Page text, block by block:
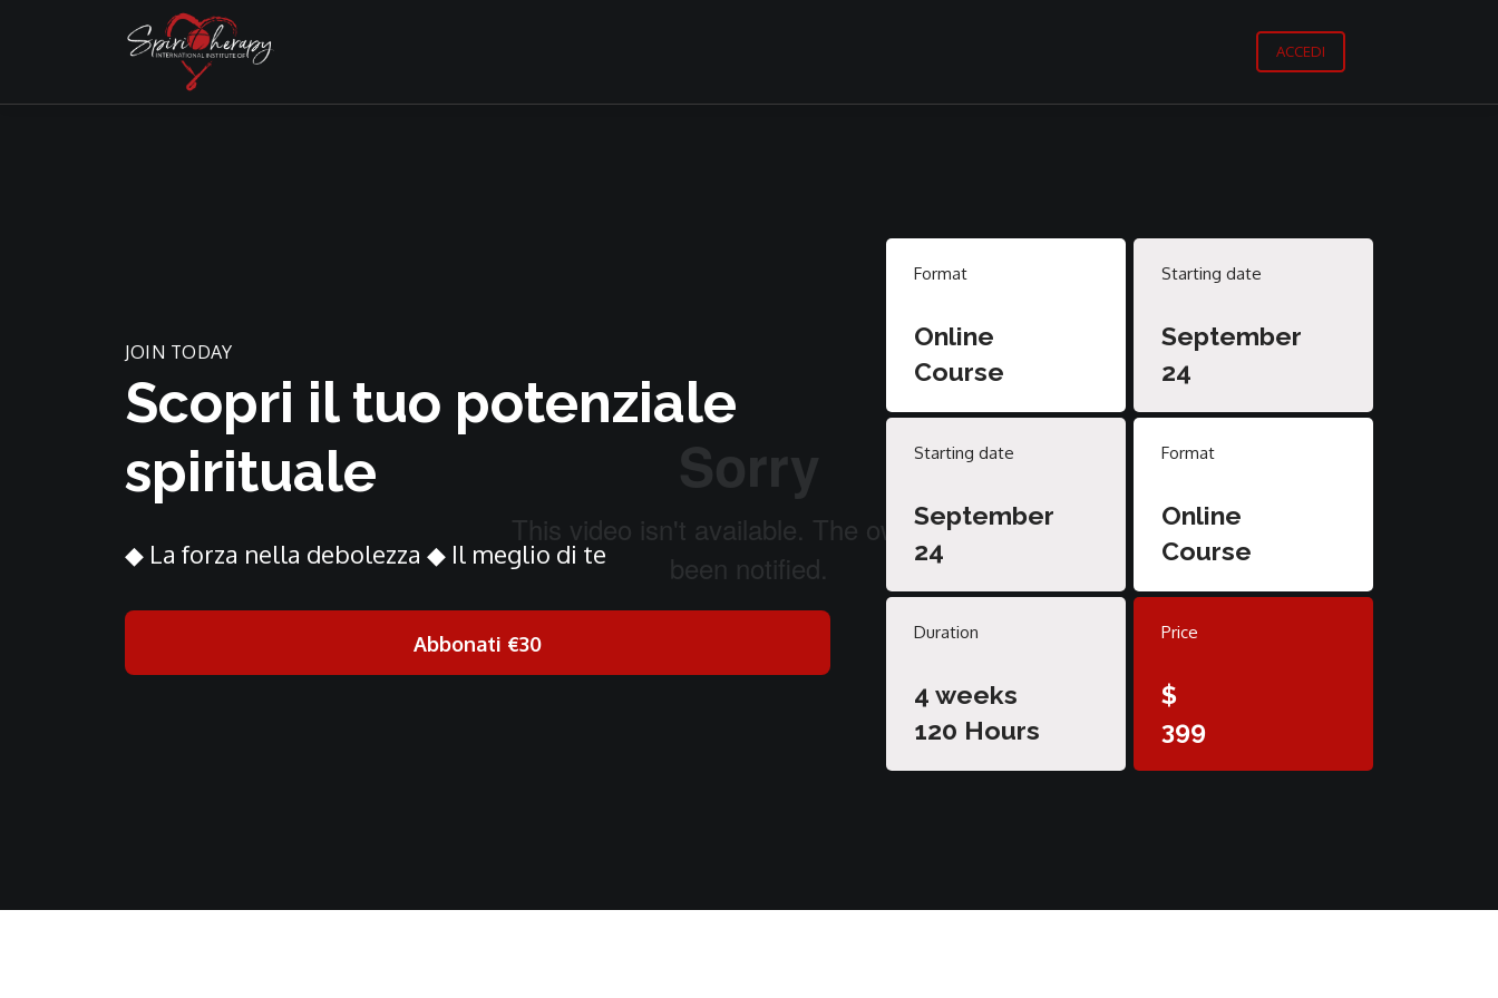
ACCEDI
JOIN TODAY
Scopri il tuo potenziale
spirituale
◆ La forza nella debolezza ◆ Il meglio di te
Abbonati €30
Format
Online
Course
Starting date
September
24
Starting date
September
24
Format
Online
Course
Duration
4 weeks
120 Hours
Price
$
399